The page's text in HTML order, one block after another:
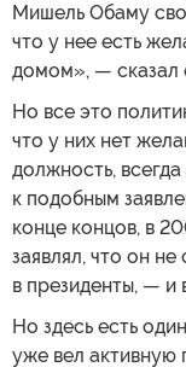
Мишель Обаму
что у нее есть
домом», — сказал
Но все это
что у них нет
должность,
к подобным
конце концов, в
заявлял, что он
в президенты, — и
Но здесь есть
уже вел активную